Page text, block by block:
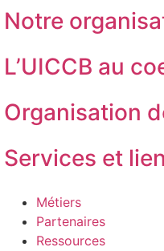
Notre
L’UICCB au
Organisation
Services et
Métiers
Partenaires
Ressources